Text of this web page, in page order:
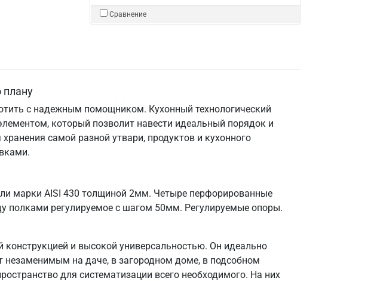
Сравнение
плану
с надежным помощником. Кухонный технологический
который позволит навести идеальный порядок и
самой разной утвари, продуктов и кухонного
марки AISI 430 толщиной 2мм. Четыре перфорированные
полками регулируемое с шагом 50мм. Регулируемые опоры.
и высокой универсальностью. Он идеально
незаменимым на даче, в загородном доме, в подсобном
для систематизации всего необходимого. На них